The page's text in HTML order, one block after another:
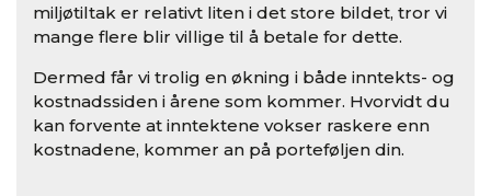
miljøtiltak er relativt liten i det store bildet, tror vi
mange flere blir villige til å betale for dette.
Dermed får vi trolig en økning i både inntekts- og
kostnadssiden i årene som kommer. Hvorvidt du
kan forvente at inntektene vokser raskere enn
kostnadene, kommer an på porteføljen din.